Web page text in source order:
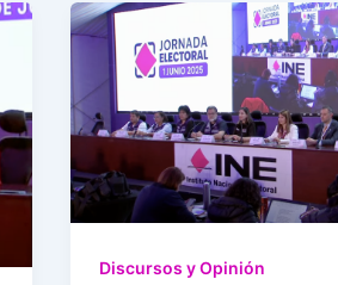
Discursos y Opinión